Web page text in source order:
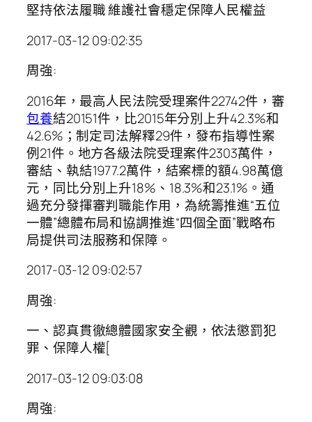
堅持依法履職 維護社會穩定保障人民權益
2017-03-12 09:02:35
周強:
2016年，最高人民法院受理案件22742件，審
包養結20151件，比2015年分別上升42.3%和
42.6%；制定司法解釋29件，發布指導性案
例21件。地方各級法院受理案件2303萬件，
審結、執結1977.2萬件，結案標的額4.98萬億
元，同比分別上升18%、18.3%和23.1%。通
過充分發揮審判職能作用，為統籌推進“五位
一體”總體布局和協調推進“四個全面”戰略布
局提供司法服務和保障。
2017-03-12 09:02:57
周強:
一、認真貫徹總體國家安全觀，依法懲罰犯
罪、保障人權[
2017-03-12 09:03:08
周強: